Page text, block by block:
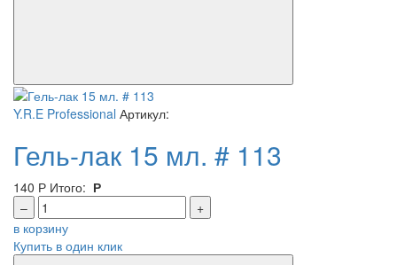
Y.R.E Professional Артикул:
Гель-лак 15 мл. # 113
140 Р Итого: Р
–
+
в корзину
Купить в один клик